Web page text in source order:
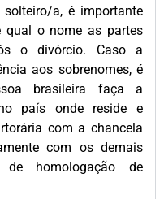
a, é importante
qual o nome as partes
o divórcio. Caso a
aos sobrenomes, é
brasileira faça a
país onde reside e
com a chancela
com os demais
homologação de